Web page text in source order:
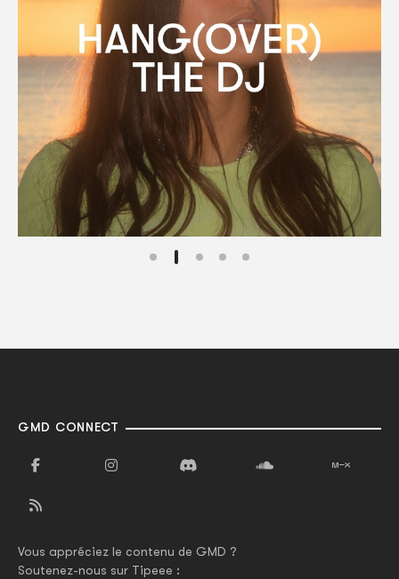
GMD CONNECT
Vous appréciez le contenu de GMD ?
Soutenez-nous sur Tipeee :